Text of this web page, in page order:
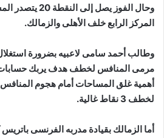
وحال الفوز يصل
المركز الرابع خلف الأهلى والزمالك.
وطالب أحمد سامى لاعبيه بضرورة
مرمى المنافس لخطف هدف يربك حسابات
أهمية غلق المساحات أمام هجوم المنافس
لخطف 3 نقاط غالية.
أما الزمالك بقيادة مدربه الفرنسى